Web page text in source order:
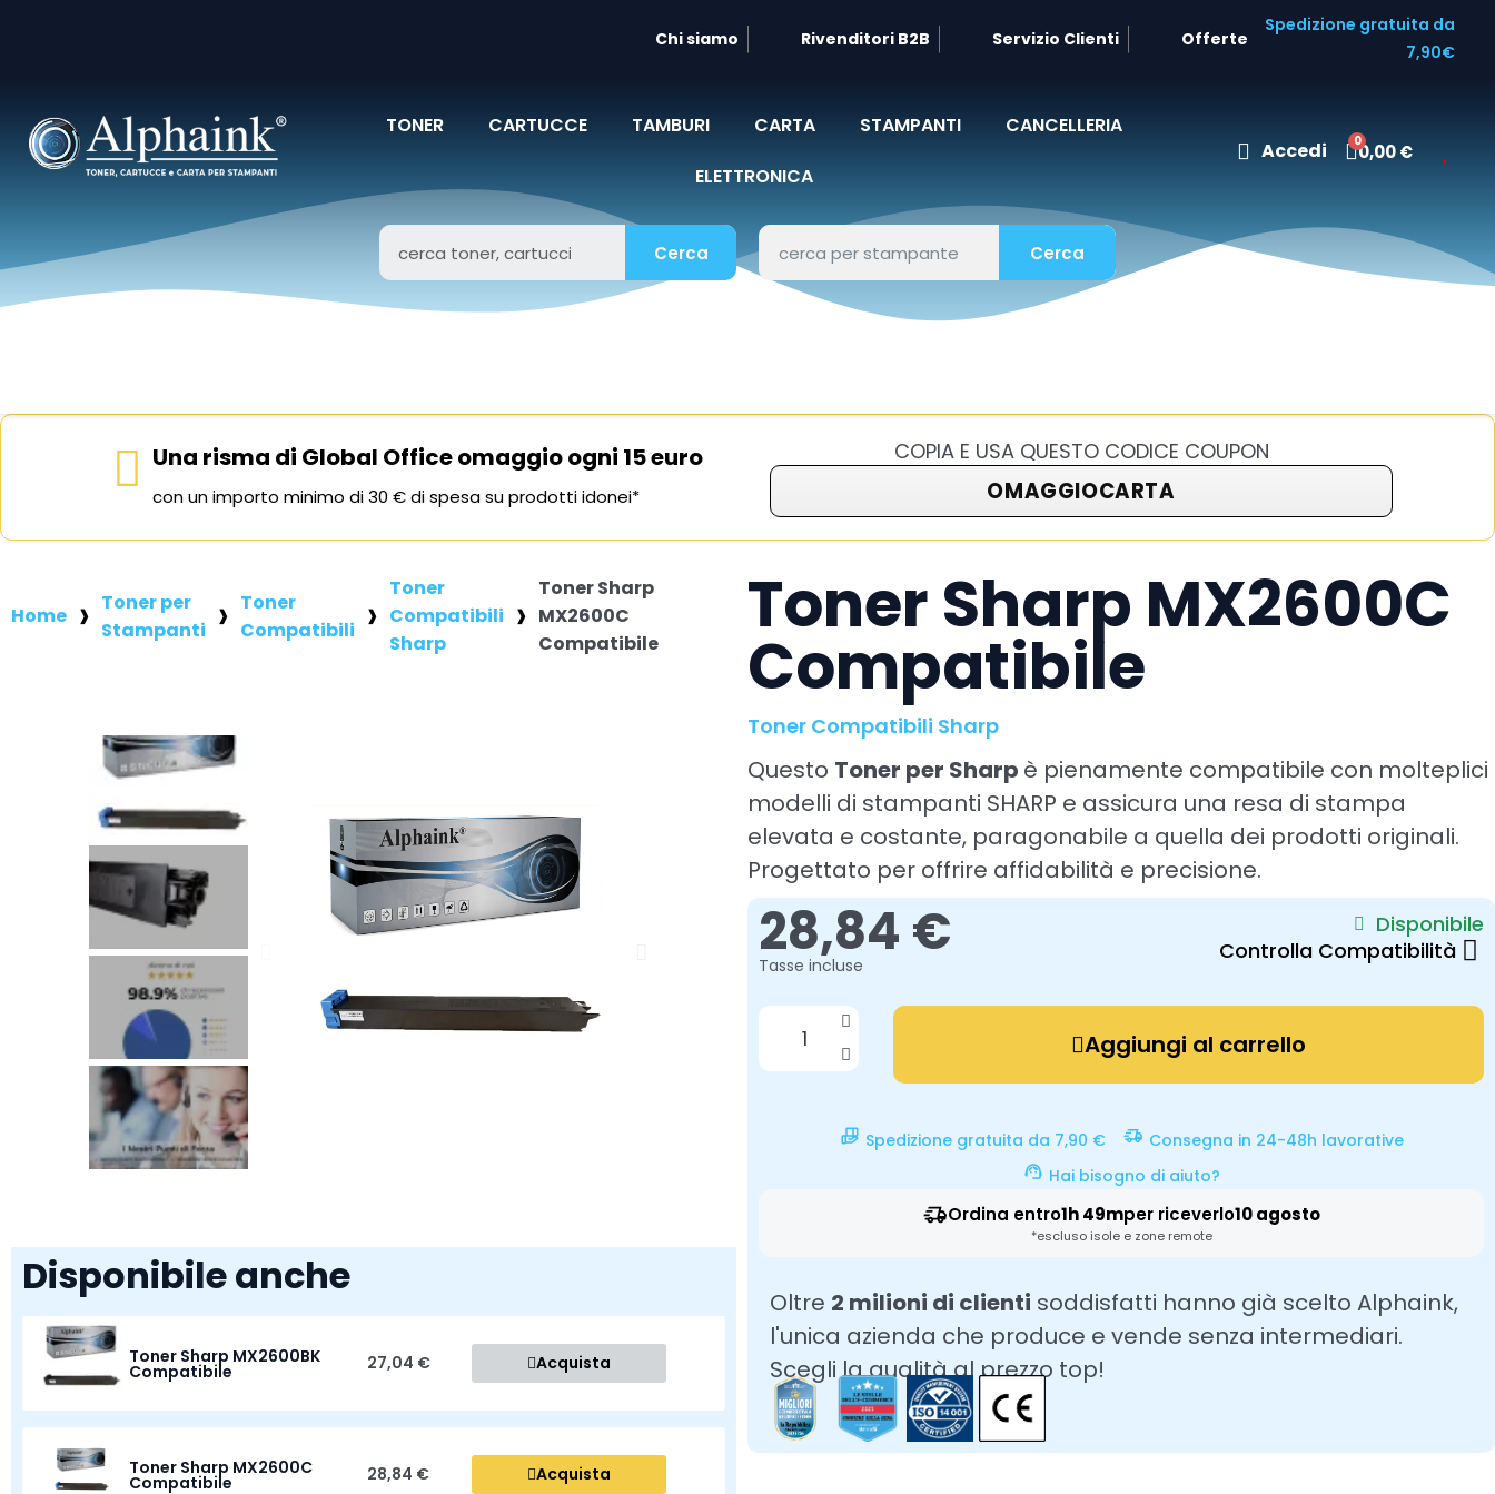
Chi siamo Rivenditori B2B Servizio Clienti Offerte
Spedizione gratuita da
7,90€
TONER CARTUCCE TAMBURI CARTA STAMPANTI
CANCELLERIA
ELETTRONICA
Accedi 0,00 €
Cerca Cerca
Una risma di Global Office omaggio ogni 15 euro
con un importo minimo di 30 € di spesa su prodotti idonei*
COPIA E USA QUESTO CODICE COUPON
OMAGGIOCARTA
Home
Toner per
Stampanti
Toner
Compatibili
Toner
Compatibili
Sharp
Toner Sharp
MX2600C
Compatibile
Disponibile anche
Toner Sharp MX2600BK
Compatibile 27,04 € Acquista
Toner Sharp MX2600C
Compatibile 28,84 € Acquista
Toner Sharp MX2600C
Compatibile
Toner Compatibili Sharp
Questo Toner per Sharp è pienamente compatibile con molteplici
modelli di stampanti SHARP e assicura una resa di stampa
elevata e costante, paragonabile a quella dei prodotti originali.
Progettato per offrire affidabilità e precisione.
28,84 €
Tasse incluse
Disponibile
Controlla Compatibilità
Aggiungi al carrello
Spedizione gratuita da 7,90 €
Consegna in 24-48h lavorative
Hai bisogno di aiuto?
Ordina entro1h 49mper riceverlo10 agosto
*escluso isole e zone remote
Oltre 2 milioni di clienti soddisfatti hanno già scelto Alphaink,
l'unica azienda che produce e vende senza intermediari.
Scegli la qualità al prezzo top!